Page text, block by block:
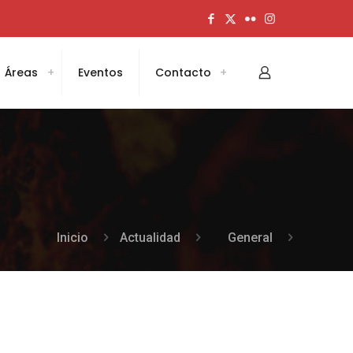
Áreas Eventos Contacto
Inicio Actualidad General